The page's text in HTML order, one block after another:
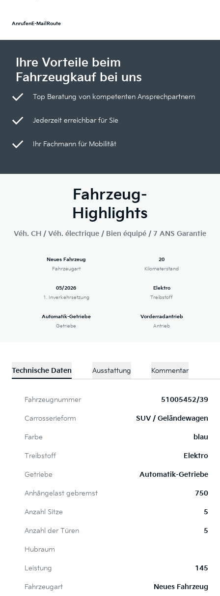
AnrufenE-Mail Route
Ihre Vorteile beim
Fahrzeugkauf bei uns
Top Beratung von kompetenten Ansprechpartnern
Jederzeit erreichbar für Sie
Ihr Fachmann für Mobilität
Fahrzeug-
Highlights
Véh. CH / Véh. électrique / Bien équipé / 7 ANS Garantie
Neues Fahrzeug
Fahrzeugart
20
Kilometerstand
05/2026
1. Inverkehrsetzung
Elektro
Treibstoff
Automatik-Getriebe
Getriebe
Vorderradantrieb
Antrieb
Technische Daten Ausstattung Kommentar
Fahrzeugnummer 51005452/39
Carrosserieform SUV / Geländewagen
Farbe blau
Treibstoff Elektro
Getriebe Automatik-Getriebe
Anhängelast gebremst 750
Anzahl Sitze 5
Anzahl der Türen 5
Hubraum
Leistung 145
Fahrzeugart Neues Fahrzeug